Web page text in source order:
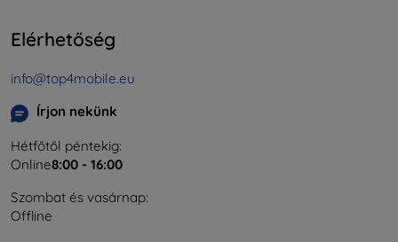
Elérhetőség
info@top4mobile.eu
Írjon nekünk
Hétfőtől péntekig:
Online8:00 - 16:00
Szombat és vasárnap:
Offline